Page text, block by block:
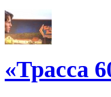
«Трасса